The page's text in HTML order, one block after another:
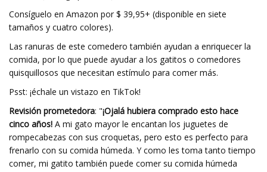
Consíguelo en Amazon por $ 39,95+ (disponible en siete
tamaños y cuatro colores).
Las ranuras de este comedero también ayudan a enriquecer la
comida, por lo que puede ayudar a los gatitos o comedores
quisquillosos que necesitan estímulo para comer más.
Psst: ¡échale un vistazo en TikTok!
Revisión prometedora: "¡Ojalá hubiera comprado esto hace
cinco años! A mi gato mayor le encantan los juguetes de
rompecabezas con sus croquetas, pero esto es perfecto para
frenarlo con su comida húmeda. Y como les toma tanto tiempo
comer, mi gatito también puede comer su comida húmeda